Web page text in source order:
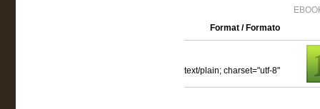
Format / Formato
text/plain; charset="utf-8"